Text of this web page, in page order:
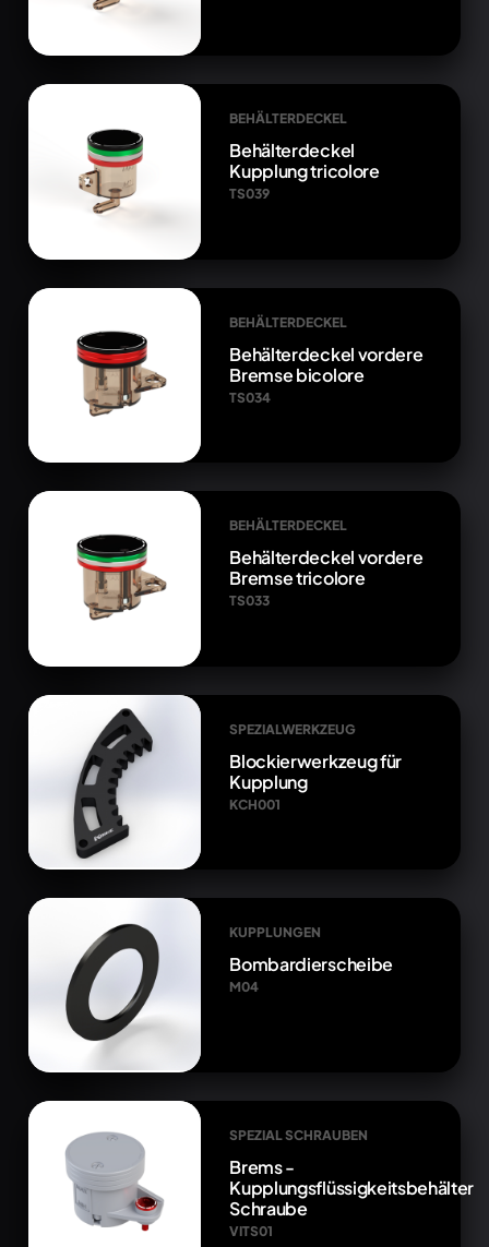
BEHÄLTERDECKEL
Behälterdeckel
Kupplung tricolore
TS039
BEHÄLTERDECKEL
Behälterdeckel vordere
Bremse bicolore
TS034
BEHÄLTERDECKEL
Behälterdeckel vordere
Bremse tricolore
TS033
SPEZIALWERKZEUG
Blockierwerkzeug für
Kupplung
KCH001
KUPPLUNGEN
Bombardierscheibe
M04
SPEZIAL SCHRAUBEN
Brems -
Kupplungsflüssigkeitsbehälter
Schraube
VITS01